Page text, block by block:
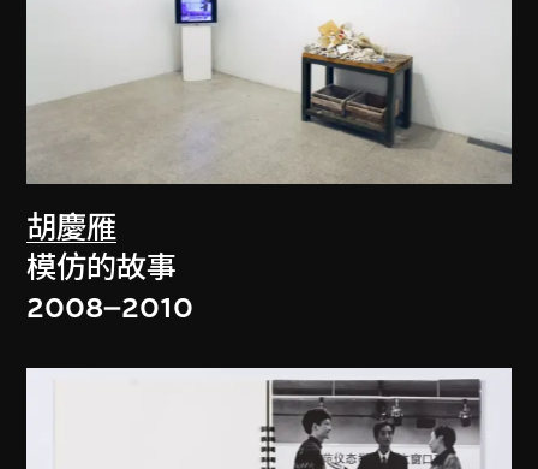
胡慶雁
模仿的故事
2008–2010